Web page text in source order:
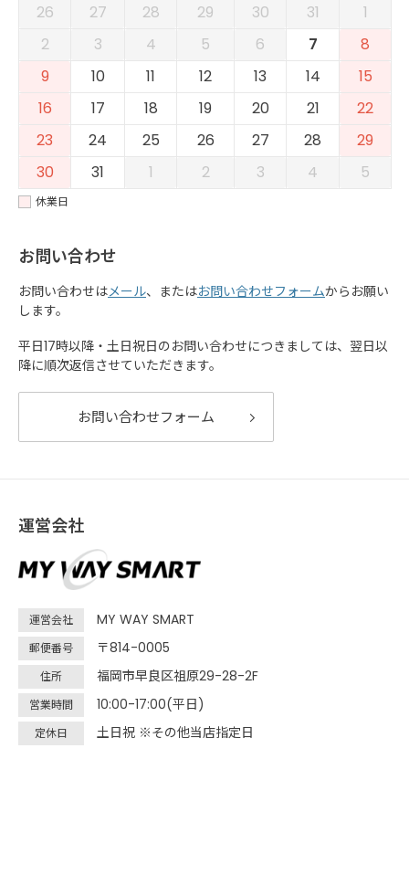
26 27 28 29 30 31
1
2
3 4 5 6 7
8
9
10 11 12 13 14
15
16
17 18 19 20 21
22
23
24 25 26 27 28
29
30
31 1 2 3 4 5
休業日
お問い合わせ
お問い合わせはメール、またはお問い合わせフォームからお願い
します。
平日17時以降・土日祝日のお問い合わせにつきましては、翌日以
降に順次返信させていただきます。
お問い合わせフォーム
運営会社
運営会社 MY WAY SMART
郵便番号 〒814-0005
住所 福岡市早良区祖原29-28-2F
営業時間 10:00-17:00(平日)
定休日 土日祝 ※その他当店指定日